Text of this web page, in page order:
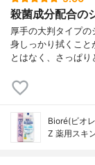
殺菌成分配合の
厚手の大判タイプ
身しっかり拭くこと
とはなく、さっぱ
Bioré(ビオ
Z 薬用スキ